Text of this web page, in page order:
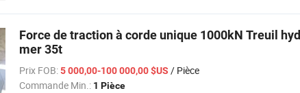
Force de traction à corde unique 1000kN Treuil
mer 35t
Prix FOB:5 000,00-100 000,00 $US / Pièce
Commande Min.: 1 Pièce